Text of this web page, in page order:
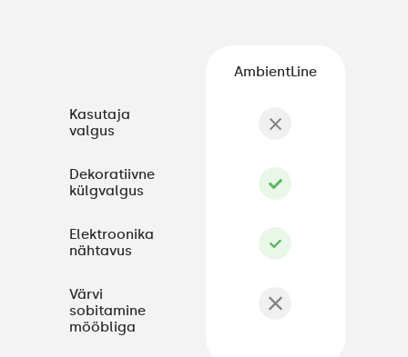
Kasutaja
valgus
Dekoratiivne
külgvalgus
Elektroonika
nähtavus
Värvi
sobitamine
mööbliga
AmbientLine